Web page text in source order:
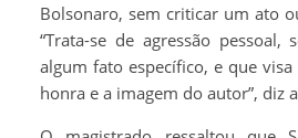
Bolsonaro, sem criticar um ato
“Trata-se de agressão pessoal,
algum fato específico, e que
honra e a imagem do autor”, diz